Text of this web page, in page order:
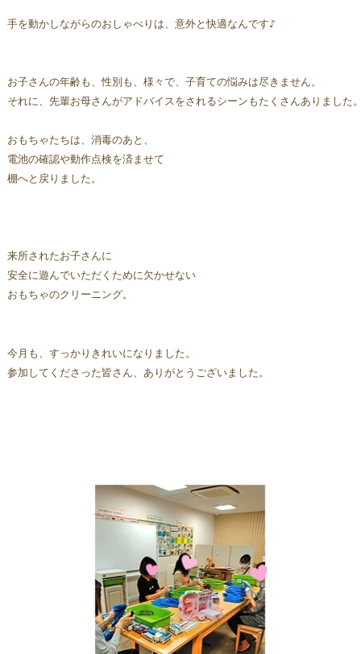
手を動かしながらのおしゃべりは、意外と快適なんです♪
お子さんの年齢も、性別も、様々で、子育ての悩みは尽きません。
それに、先輩お母さんがアドバイスをされるシーンもたくさんありました
おもちゃたちは、消毒のあと、
電池の確認や動作点検を済ませて
棚へと戻りました。
来所されたお子さんに
安全に遊んでいただくために欠かせない
おもちゃのクリーニング。
今月も、すっかりきれいになりました。
参加してくださった皆さん、ありがとうございました。